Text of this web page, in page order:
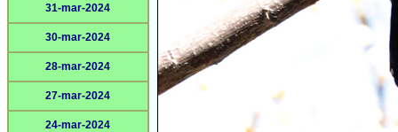
31-mar-2024
30-mar-2024
28-mar-2024
27-mar-2024
24-mar-2024